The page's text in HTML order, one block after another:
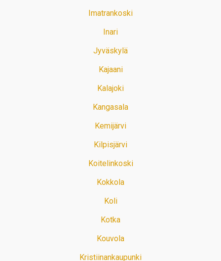
Imatrankoski
Inari
Jyväskylä
Kajaani
Kalajoki
Kangasala
Kemijärvi
Kilpisjärvi
Koitelinkoski
Kokkola
Koli
Kotka
Kouvola
Kristiinankaupunki